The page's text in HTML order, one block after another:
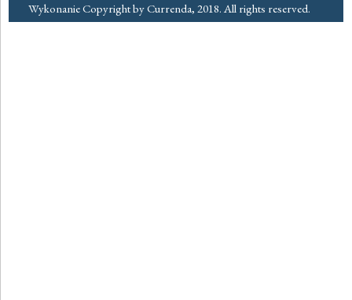
Wykonanie Copyright by Currenda, 2018. All rights reserved.